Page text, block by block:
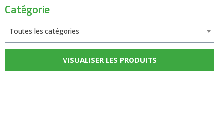
Catégorie
Toutes les catégories